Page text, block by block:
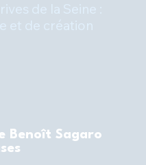
Benoît Sagaro